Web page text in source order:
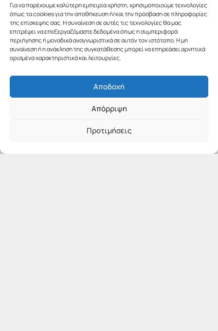
Για να παρέχουμε καλύτερη εμπειρία χρήστη, χρησιμοποιούμε τεχνολογίες
όπως τα cookies για την αποθήκευση ή/και την πρόσβαση σε πληροφορίες
της επίσκεψης σας. Η συναίνεση σε αυτές τις τεχνολογίες θα μας
επιτρέψει να επεξεργαζόμαστε δεδομένα όπως η συμπεριφορά
περιήγησης ή μοναδικά αναγνωριστικά σε αυτόν τον ιστότοπο. Η μη
συναίνεση ή η ανάκληση της συγκατάθεσης μπορεί να επηρεάσει αρνητικά
ορισμένα χαρακτηριστικά και λειτουργίες.
Αποδοχή
Απόρριψη
Προτιμήσεις